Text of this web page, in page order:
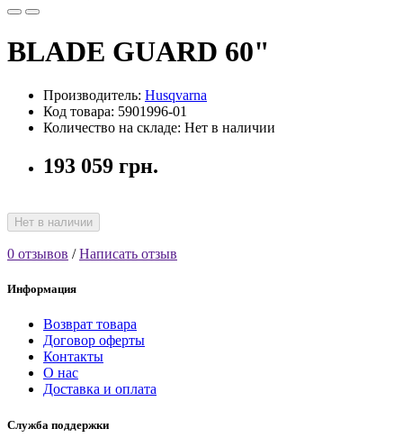
BLADE GUARD 60"
Производитель: Husqvarna
Код товара: 5901996-01
Количество на складе: Нет в наличии
193 059 грн.
Нет в наличии
0 отзывов /Написать отзыв
Информация
Возврат товара
Договор оферты
Контакты
О нас
Доставка и оплата
Служба поддержки